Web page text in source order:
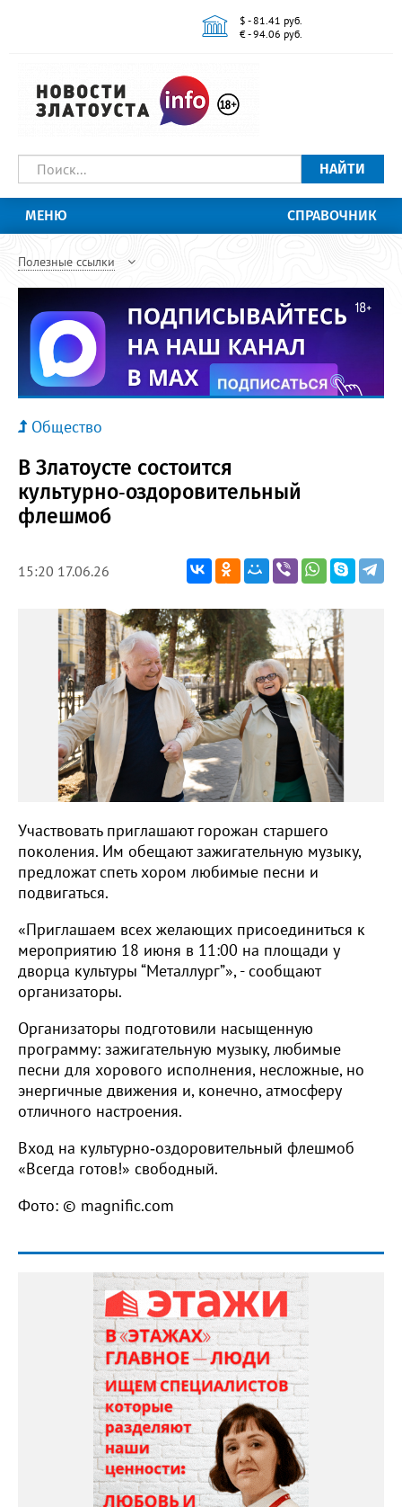
$ - 81.41 руб.
€ - 94.06 руб.
НАЙТИ
МЕНЮ СПРАВОЧНИК
Полезные ссылки
Общество
В Златоусте состоится
культурно‑оздоровительный
флешмоб
15:20 17.06.26
Участвовать приглашают горожан старшего
поколения. Им обещают зажигательную музыку,
предложат спеть хором любимые песни и
подвигаться.
«Приглашаем всех желающих присоединиться к
мероприятию 18 июня в 11:00 на площади у
дворца культуры “Металлург”», - сообщают
организаторы.
Организаторы подготовили насыщенную
программу: зажигательную музыку, любимые
песни для хорового исполнения, несложные, но
энергичные движения и, конечно, атмосферу
отличного настроения.
Вход на культурно‑оздоровительный флешмоб
«Всегда готов!» свободный.
Фото: © magnific.com